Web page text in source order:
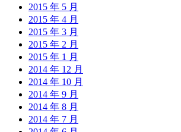
2015 年 5 月
2015 年 4 月
2015 年 3 月
2015 年 2 月
2015 年 1 月
2014 年 12 月
2014 年 10 月
2014 年 9 月
2014 年 8 月
2014 年 7 月